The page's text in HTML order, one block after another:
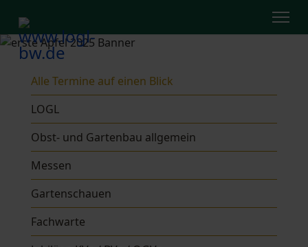
Alle Termine auf einen Blick
LOGL
Obst- und Gartenbau allgemein
Messen
Gartenschauen
Fachwarte